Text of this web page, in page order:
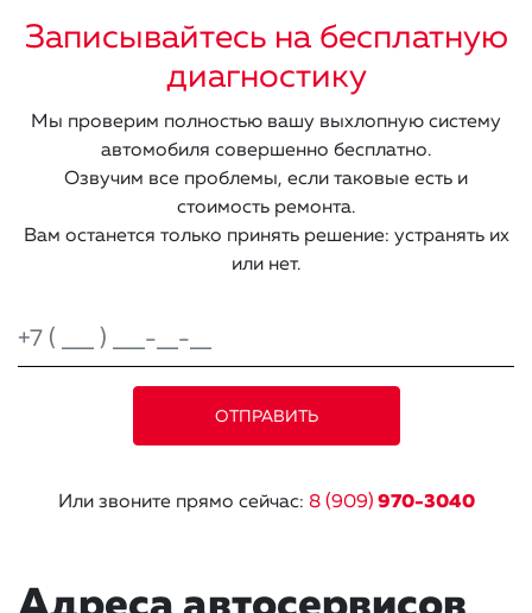
Записывайтесь на бесплатную
диагностику
Мы проверим полностью вашу выхлопную систему
автомобиля совершенно бесплатно.
Озвучим все проблемы, если таковые есть и
стоимость ремонта.
Вам останется только принять решение: устранять их
или нет.
Или звоните прямо сейчас: 8 (909) 970-3040